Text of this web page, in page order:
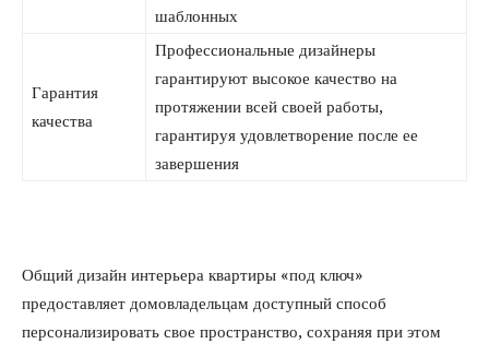
шаблонных
Гарантия
качества
Профессиональные дизайнеры
гарантируют высокое качество на
протяжении всей своей работы,
гарантируя удовлетворение после ее
завершения
Общий дизайн интерьера квартиры «под ключ»
предоставляет домовладельцам доступный способ
персонализировать свое пространство, сохраняя при этом